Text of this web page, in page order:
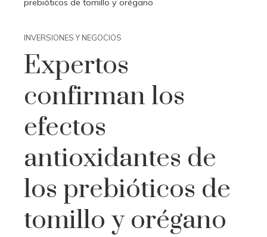
prebióticos de tomillo y orégano
INVERSIONES Y NEGOCIOS
Expertos
confirman los
efectos
antioxidantes de
los prebióticos de
tomillo y orégano